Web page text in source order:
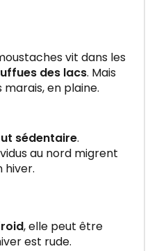
vit dans les
des lacs. Mais
marais, en plaine.
sédentaire.
au nord migrent
hiver.
, elle peut être
est rude.